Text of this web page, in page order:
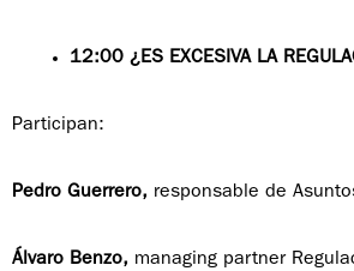
12:00 ¿ES EXCESIVA LA
Participan:
Pedro Guerrero, responsable de
Álvaro Benzo, managing partner